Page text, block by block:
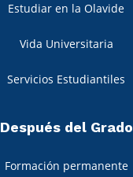
Estudiar en la Olavide
Vida Universitaria
Servicios Estudiantiles
Después del Grado
Formación permanente